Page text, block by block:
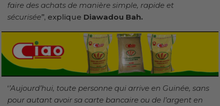
faire des achats de manière simple, rapide et
sécurisée’’, explique Diawadou Bah.
‘’Aujourd’hui, toute personne qui arrive en Guinée, sans
pour autant avoir sa carte bancaire ou de l’argent en